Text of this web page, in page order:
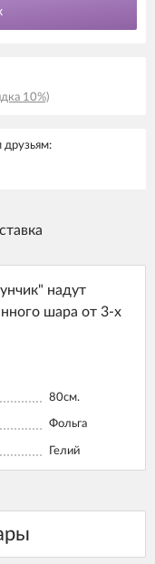
10%)
друзьям:
надут
шара от 3-х
80см.
Фольга
Гелий